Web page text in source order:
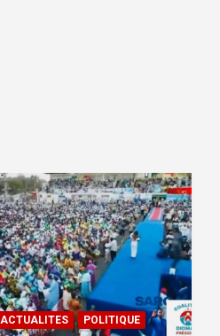
ACTUALITES POLITIQUE